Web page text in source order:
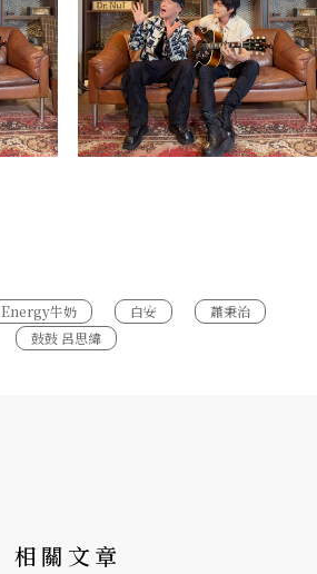
Energy牛奶 白安
蕭秉治
鼓鼓 呂思緯
相關文章